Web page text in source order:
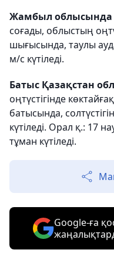
Жамбыл облысында
соғады, облыстың
шығысында, таулы
м/с күтіледі.
Батыс Қазақстан
оңтүстігінде
батысында,
күтіледі. Орал қ.: 17
тұман күтіледі.
Google-ға